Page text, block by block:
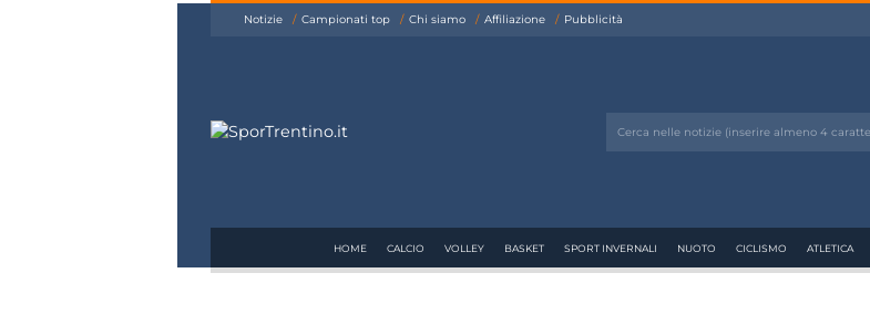
Notizie Campionati top Chi siamo Affiliazione Pubblicità
HOME CALCIO VOLLEY BASKET SPORT INVERNALI NUOTO CICLISMO ATLETICA